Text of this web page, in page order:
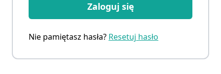
Zaloguj się
Nie pamiętasz hasła? Resetuj hasło